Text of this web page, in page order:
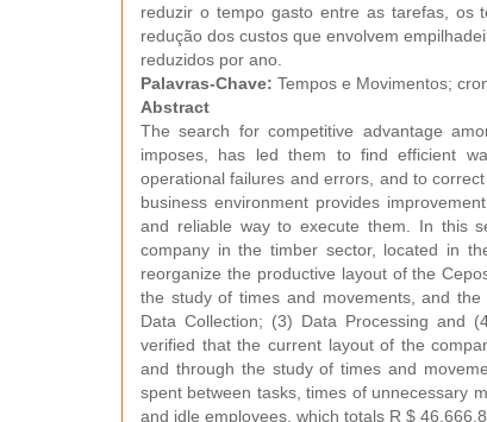
reduzir o tempo gasto entre as tarefas, os
redução dos custos que envolvem
reduzidos por ano.
Palavras-Chave: Tempos e Movimentos;
Abstract
The search for competitive advantage
imposes, has led them to find efficient
operational failures and errors, and to
business environment provides
and reliable way to execute them. In this
company in the timber sector, located in
reorganize the productive layout of the
the study of times and movements, and
Data Collection; (3) Data Processing and
verified that the current layout of the
and through the study of times and
spent between tasks, times of unnecessary
and idle employees, which totals R $